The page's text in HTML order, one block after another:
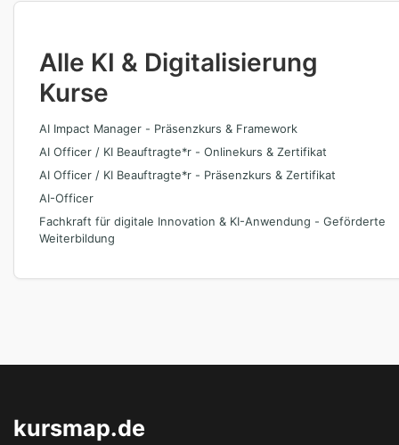
Alle KI & Digitalisierung
Kurse
AI Impact Manager - Präsenzkurs & Framework
AI Officer / KI Beauftragte*r - Onlinekurs & Zertifikat
AI Officer / KI Beauftragte*r - Präsenzkurs & Zertifikat
AI-Officer
Fachkraft für digitale Innovation & KI-Anwendung - Geförderte
Weiterbildung
kursmap.de